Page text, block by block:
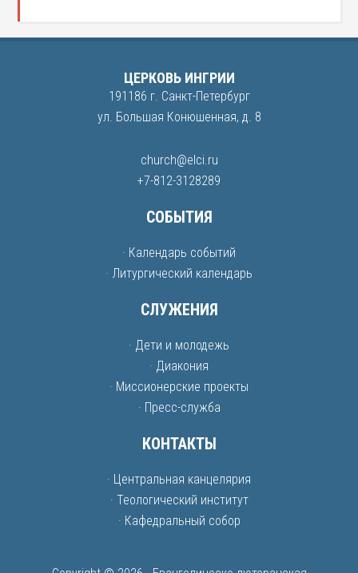
ЦЕРКОВЬ ИНГРИИ
191186 г. Санкт-Петербург
ул. Большая Конюшенная, д. 8
church@elci.ru
+7-812-3128289
СОБЫТИЯ
· Календарь событий
· Литургический календарь
СЛУЖЕНИЯ
· Дети и молодежь
· Диакония
· Миссионерские проекты
· Пресс-служба
КОНТАКТЫ
· Центральная канцелярия
· Теологический институт
· Кафедральный собор